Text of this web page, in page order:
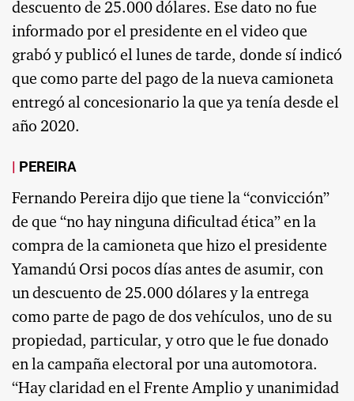
descuento de 25.000 dólares. Ese dato no fue
informado por el presidente en el video que
grabó y publicó el lunes de tarde, donde sí indicó
que como parte del pago de la nueva camioneta
entregó al concesionario la que ya tenía desde el
año 2020.
PEREIRA
Fernando Pereira dijo que tiene la “convicción”
de que “no hay ninguna dificultad ética” en la
compra de la camioneta que hizo el presidente
Yamandú Orsi pocos días antes de asumir, con
un descuento de 25.000 dólares y la entrega
como parte de pago de dos vehículos, uno de su
propiedad, particular, y otro que le fue donado
en la campaña electoral por una automotora.
“Hay claridad en el Frente Amplio y unanimidad